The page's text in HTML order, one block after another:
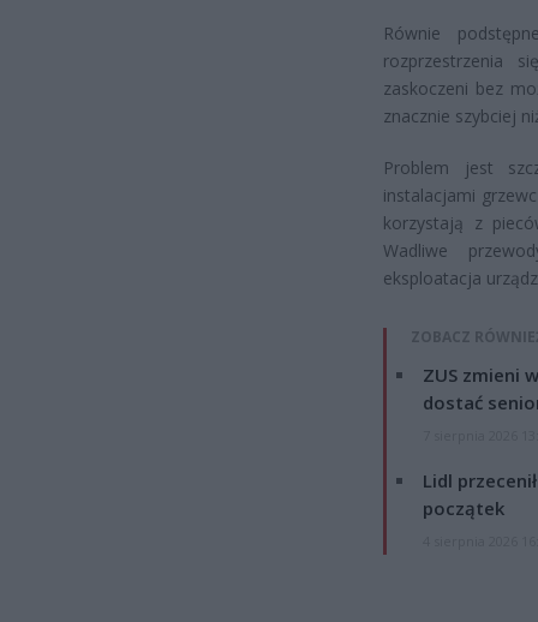
Równie
rozprzestrzenia
zaskoczeni bez
znacznie szybciej
Problem jest
instalacjami
korzystają z
Wadliwe
eksploatacja
ZOBACZ
ZUS zmieni
dostać
Lidl
początek